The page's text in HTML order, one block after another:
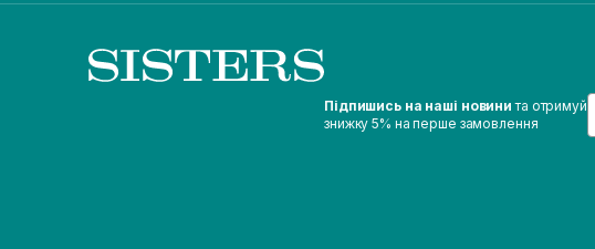
Підпишись на наші новини та отримуй
знижку 5% на перше замовлення